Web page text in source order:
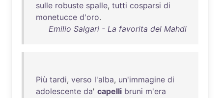
sulle robuste spalle, tutti cosparsi di
monetucce d'oro.
Emilio Salgari - La favorita del Mahdi
Più tardi, verso l'alba, un'immagine di
adolescente da' capelli bruni m'era